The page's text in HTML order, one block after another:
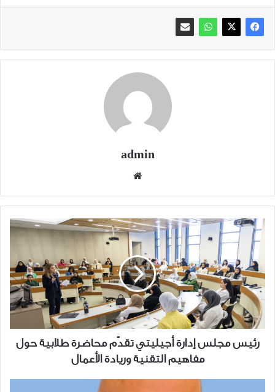
admin
رئيس
مجلس
إدارة
أجيليتي
تقدّم
محاضرة
طلابية
حول
مفاهيم
التقنية
الأعمال
رئيس مجلس إدارة أجيليتي تقدّم محاضرة طلابية حول
مفاهيم التقنية وريادة الأعمال
دور